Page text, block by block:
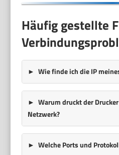
Häufig gestellte
Wie finde ich die IP
Warum druckt der
Netzwerk?
Welche Ports und